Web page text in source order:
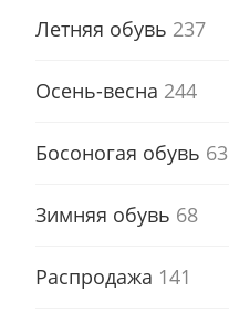
Летняя обувь 237
Осень-весна 244
Босоногая обувь 63
Зимняя обувь 68
Распродажа 141